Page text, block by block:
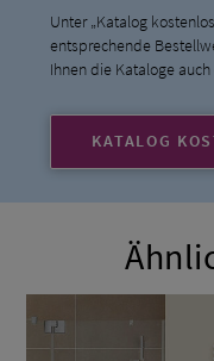
Unter „Katalog
entsprechende
Ihnen die Kataloge
KATALOG